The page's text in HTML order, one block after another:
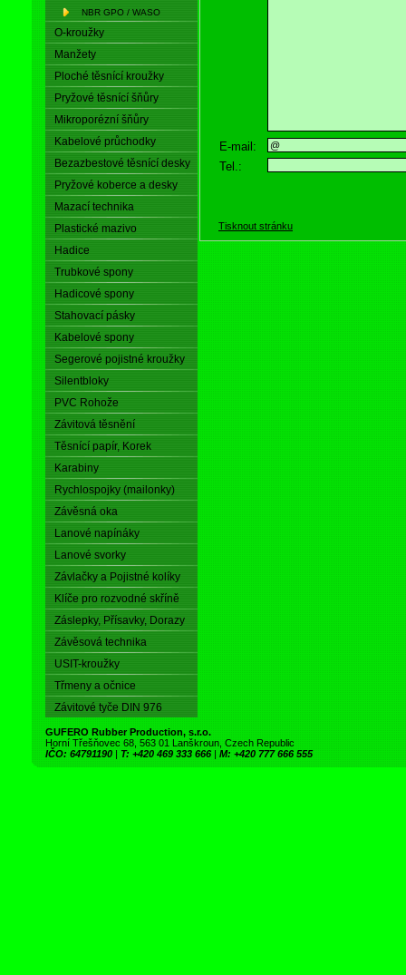
NBR GPO / WASO
O-kroužky
Manžety
Ploché těsnící kroužky
Pryžové těsnící šňůry
Mikroporézní šňůry
Kabelové průchodky
Bezazbestové těsnící desky
Pryžové koberce a desky
Mazací technika
Plastické mazivo
Hadice
Trubkové spony
Hadicové spony
Stahovací pásky
Kabelové spony
Segerové pojistné kroužky
Silentbloky
PVC Rohože
Závitová těsnění
Těsnící papír, Korek
Karabiny
Rychlospojky (mailonky)
Závěsná oka
Lanové napínáky
Lanové svorky
Závlačky a Pojistné kolíky
Klíče pro rozvodné skříně
Záslepky, Přísavky, Dorazy
Závěsová technika
USIT-kroužky
Třmeny a očnice
Závitové tyče DIN 976
E-mail:
Tel.:
Tisknout stránku
GUFERO Rubber Production, s.r.o.
Horní Třešňovec 68, 563 01 Lanškroun, Czech Republic
IČO: 64791190 | T: +420 469 333 666 | M: +420 777 666 555